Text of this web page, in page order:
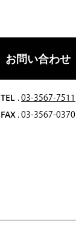
お問い合わせ
TEL . 03-3567-7511
FAX . 03-3567-0370